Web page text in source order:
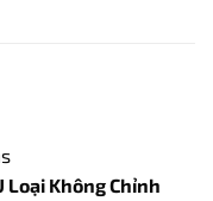
Loại Không Chỉnh